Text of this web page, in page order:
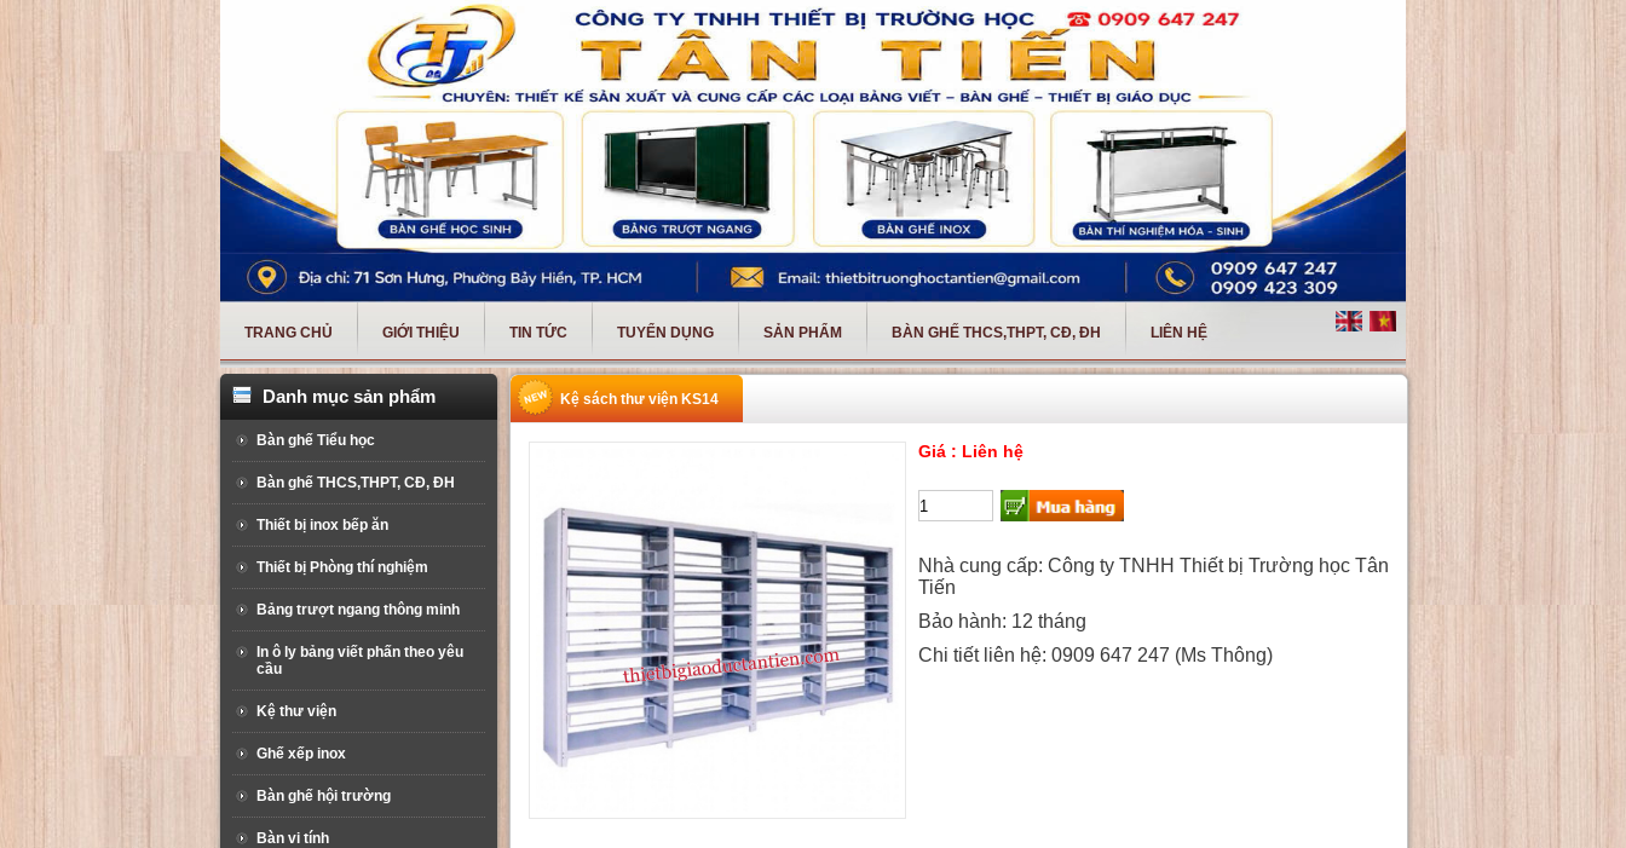
TRANG CHỦ GIỚI THIỆU TIN TỨC TUYỂN DỤNG SẢN PHẨM BÀN GHẾ THCS,THPT, CĐ, ĐH LIÊN HỆ
Danh mục sản phẩm
Bàn ghế Tiểu học
Bàn ghế THCS,THPT, CĐ, ĐH
Thiết bị inox bếp ăn
Thiết bị Phòng thí nghiệm
Bảng trượt ngang thông minh
In ô ly bảng viết phấn theo yêu
cầu
Kệ thư viện
Ghế xếp inox
Bàn ghế hội trường
Bàn vi tính
Kệ sách thư viện KS14
Giá : Liên hệ
Nhà cung cấp: Công ty TNHH Thiết bị Trường học Tân
Tiến
Bảo hành: 12 tháng
Chi tiết liên hệ: 0909 647 247 (Ms Thông)